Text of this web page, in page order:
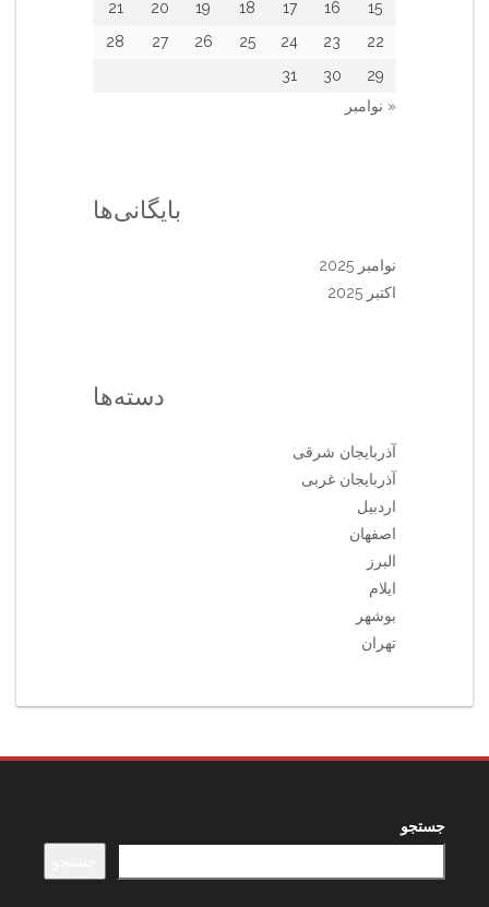
15
16
17
18
19
20
21
22
23
24
25
26
27
28
29
30
31
« نوامبر
بایگانی‌ها
نوامبر 2025
اکتبر 2025
دسته‌ها
آذربایجان شرقی
آذربایجان غربی
اردبیل
اصفهان
البرز
ایلام
بوشهر
تهران
جستجو